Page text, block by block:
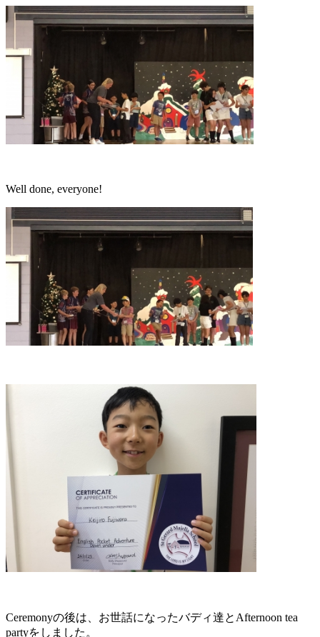
Well done, everyone!
Ceremonyの後は、お世話になったバディ達とAfternoon tea
partyをしました。